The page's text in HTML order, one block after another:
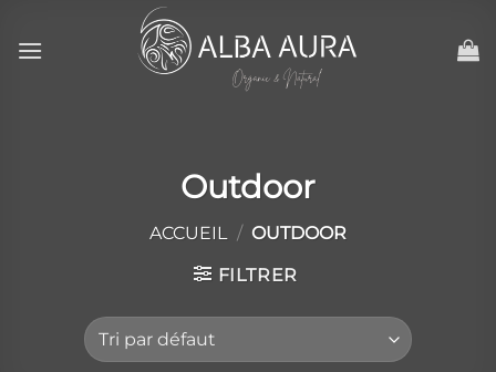
au
Outdoor
ACCUEIL / OUTDOOR
FILTRER